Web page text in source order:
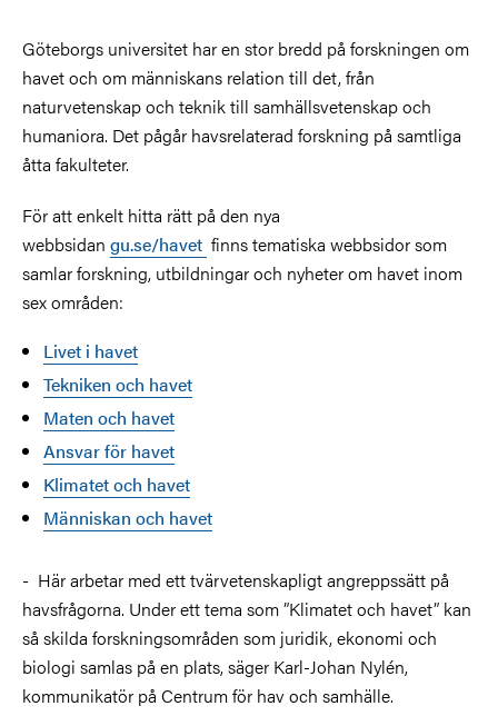
Göteborgs universitet har en stor bredd på forskningen om
havet och om människans relation till det, från
naturvetenskap och teknik till samhällsvetenskap och
humaniora. Det pågår havsrelaterad forskning på samtliga
åtta fakulteter.
För att enkelt hitta rätt på den nya
webbsidan gu.se/havet finns tematiska webbsidor som
samlar forskning, utbildningar och nyheter om havet inom
sex områden:
Livet i havet
Tekniken och havet
Maten och havet
Ansvar för havet
Klimatet och havet
Människan och havet
- Här arbetar med ett tvärvetenskapligt angreppssätt på
havsfrågorna. Under ett tema som ”Klimatet och havet” kan
så skilda forskningsområden som juridik, ekonomi och
biologi samlas på en plats, säger Karl-Johan Nylén,
kommunikatör på Centrum för hav och samhälle.